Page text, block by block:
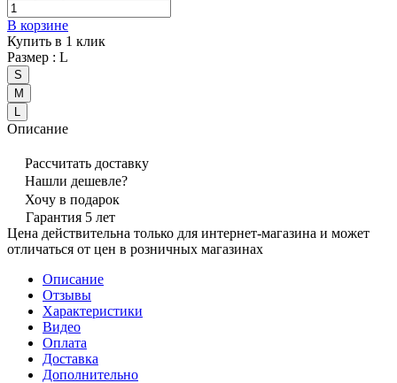
В корзине
Купить в 1 клик
Размер : L
S
M
Описание
Рассчитать доставку
Нашли дешевле?
Хочу в подарок
Гарантия 5 лет
Цена действительна только для интернет-магазина и может
отличаться от цен в розничных магазинах
Описание
Отзывы
Характеристики
Видео
Оплата
Доставка
Дополнительно